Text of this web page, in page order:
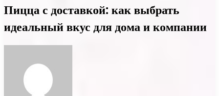
Пицца с доставкой: как выбрать
идеальный вкус для дома и компании